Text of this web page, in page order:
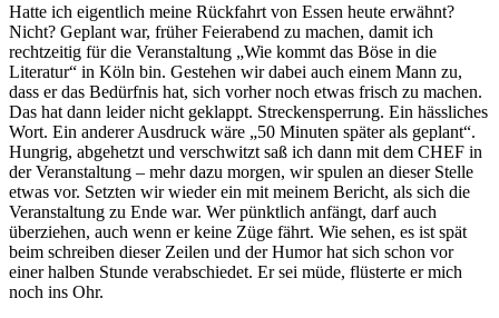
Hatte ich eigentlich meine Rückfahrt von Essen heute erwähnt?
Nicht? Geplant war, früher Feierabend zu machen, damit ich
rechtzeitig für die Veranstaltung „Wie kommt das Böse in die
Literatur“ in Köln bin. Gestehen wir dabei auch einem Mann zu,
dass er das Bedürfnis hat, sich vorher noch etwas frisch zu machen.
Das hat dann leider nicht geklappt. Streckensperrung. Ein hässliches
Wort. Ein anderer Ausdruck wäre „50 Minuten später als geplant“.
Hungrig, abgehetzt und verschwitzt saß ich dann mit dem CHEF in
der Veranstaltung – mehr dazu morgen, wir spulen an dieser Stelle
etwas vor. Setzten wir wieder ein mit meinem Bericht, als sich die
Veranstaltung zu Ende war. Wer pünktlich anfängt, darf auch
überziehen, auch wenn er keine Züge fährt. Wie sehen, es ist spät
beim schreiben dieser Zeilen und der Humor hat sich schon vor
einer halben Stunde verabschiedet. Er sei müde, flüsterte er mich
noch ins Ohr.